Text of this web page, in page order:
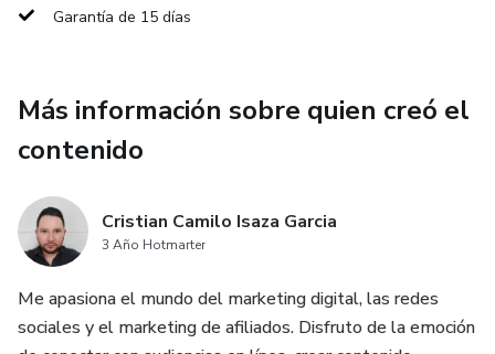
Garantía de 15 días
Más información sobre quien creó el
contenido
Cristian Camilo Isaza Garcia
3 Año Hotmarter
Me apasiona el mundo del marketing digital, las redes
sociales y el marketing de afiliados. Disfruto de la emoción